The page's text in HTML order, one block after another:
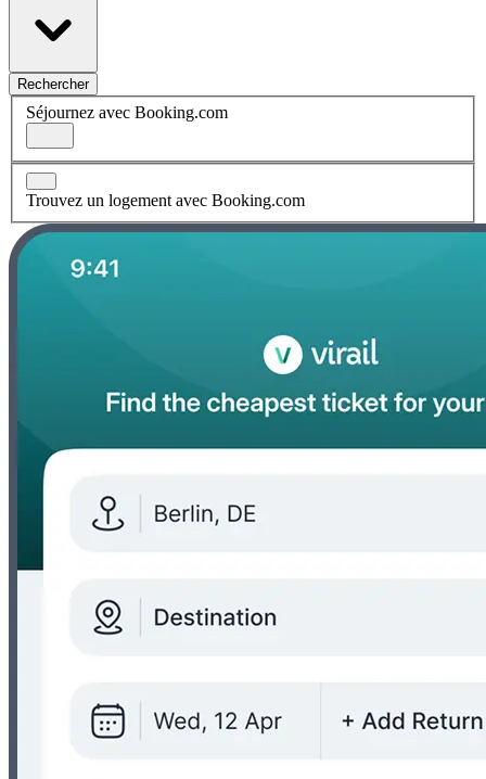
Rechercher
Séjournez avec Booking.com
Trouvez un logement avec Booking.com